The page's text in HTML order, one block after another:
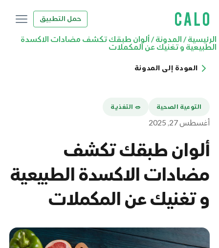
حمل التطبيق
الرئيسية/ المدونة/ ألوان طبقك تكشف مضادات الاكسدة
الطبيعية و تغنيك عن المكملات
العودة إلى المدونة
التوعية الصحية 🥗 التغذية
أغسطس 27, 2025
ألوان طبقك تكشف
مضادات الاكسدة الطبيعية
و تغنيك عن المكملات